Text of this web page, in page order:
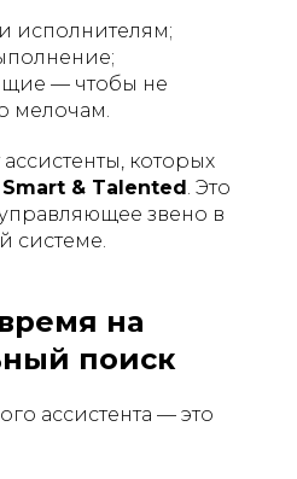
исполнителям;
— чтобы не
мелочам.
которых
Smart & Talented. Это
управляющее звено в
системе.
на
поиск
ассистента — это